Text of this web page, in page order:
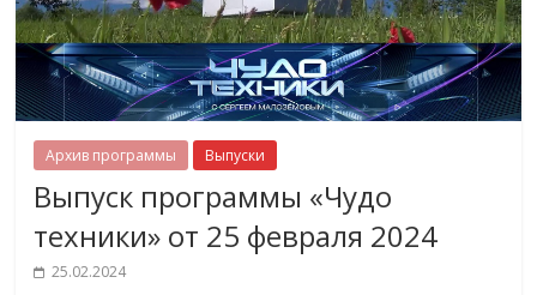
Архив программы Выпуски
Выпуск программы «Чудо
техники» от 25 февраля 2024
25.02.2024